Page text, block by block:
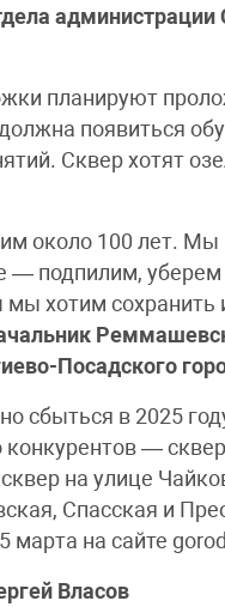
планируют
появиться
Сквер хотят
около 100 лет.
— подпилим,
хотим сохранить
Посадского
сбыться в 2025
конкурентов —
на улице
Спасская и
марта на сайте
Власов